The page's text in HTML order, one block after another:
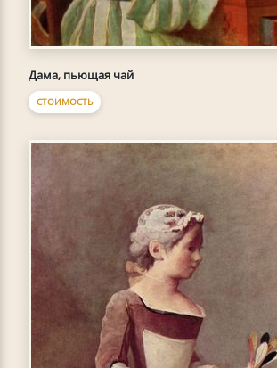
Дама, пьющая чай
СТОИМОСТЬ